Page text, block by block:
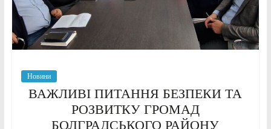
Новини
ВАЖЛИВІ ПИТАННЯ БЕЗПЕКИ ТА
РОЗВИТКУ ГРОМАД
БОЛГРАДСЬКОГО РАЙОНУ